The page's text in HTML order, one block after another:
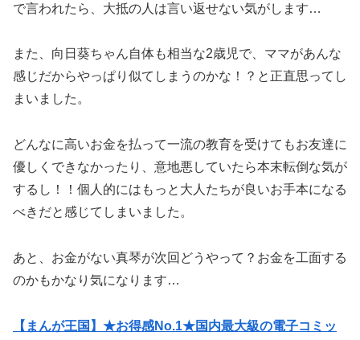
で言われたら、大抵の人は言い返せない気がします…
また、向日葵ちゃん自体も相当な2歳児で、ママがあんな
感じだからやっぱり似てしまうのかな！？と正直思ってし
まいました。
どんなに高いお金を払って一流の教育を受けてもお友達に
優しくできなかったり、意地悪していたら本末転倒な気が
するし！！個人的にはもっと大人たちが良いお手本になる
べきだと感じてしまいました。
あと、お金がない真琴が次回どうやって？お金を工面する
のかもかなり気になります…
【まんが王国】★お得感No.1★国内最大級の電子コミッ